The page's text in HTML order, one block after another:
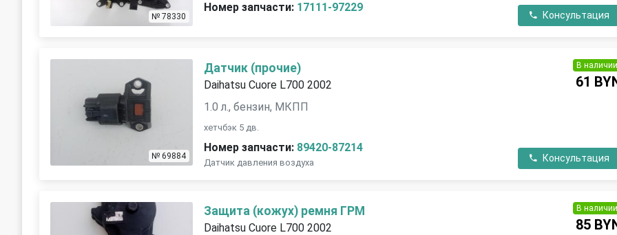
№ 78330
Номер запчасти: 17111-97229
Консультация
№ 69884
Датчик (прочие)
Daihatsu Cuore L700 2002
1.0 л., бензин, МКПП
хетчбэк 5 дв.
Номер запчасти: 89420-87214
Датчик давления воздуха
В наличии
61
Консультация
Защита (кожух) ремня ГРМ
Daihatsu Cuore L700 2002
В наличии
85